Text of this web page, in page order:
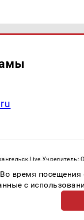
Live Учредитель:
в сфере связи,
время
с